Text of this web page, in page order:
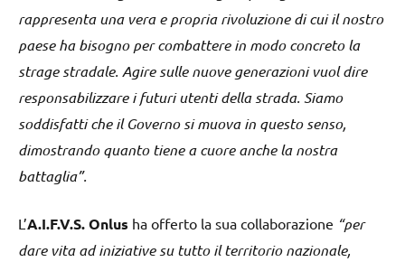
rappresenta una vera e propria rivoluzione di cui il nostro
paese ha bisogno per combattere in modo concreto la
strage stradale. Agire sulle nuove generazioni vuol dire
responsabilizzare i futuri utenti della strada. Siamo
soddisfatti che il Governo si muova in questo senso,
dimostrando quanto tiene a cuore anche la nostra
battaglia”.
L’A.I.F.V.S. Onlus ha offerto la sua collaborazione “per
dare vita ad iniziative su tutto il territorio nazionale,